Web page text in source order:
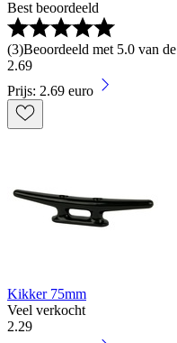
Best beoordeeld
(3)Beoordeeld met 5.0 van
2.69
Prijs: 2.69 euro
Kikker 75mm
Veel verkocht
2.29